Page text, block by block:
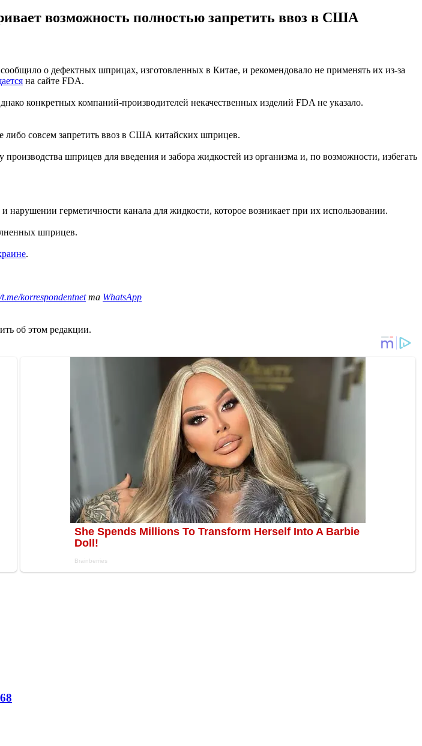
возможность полностью запретить ввоз в США
о дефектных шприцах, изготовленных в Китае, и рекомендовало не применять их из-за
на сайте FDA.
конкретных компаний-производителей некачественных изделий FDA не указало.
либо совсем запретить ввоз в США китайских шприцев.
шприцев для введения и забора жидкостей из организма и, по возможности, избегать
герметичности канала для жидкости, которое возникает при их использовании.
шприцев.
.
korrespondentnetта WhatsApp
об этом редакции.